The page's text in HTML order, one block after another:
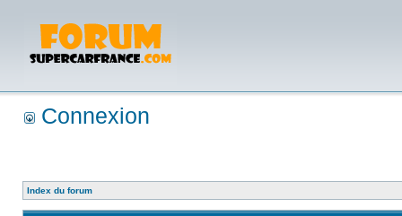
Connexion
Index du forum